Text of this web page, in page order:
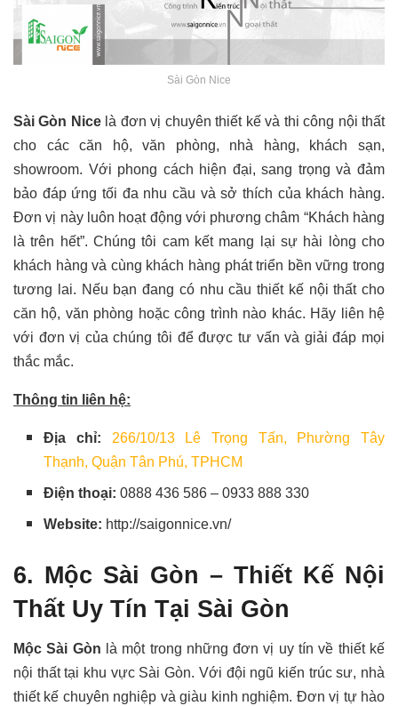
Sài Gòn Nice
Sài Gòn Nice là đơn vị chuyên thiết kế và thi công nội thất
cho các căn hộ, văn phòng, nhà hàng, khách sạn,
showroom. Với phong cách hiện đại, sang trọng và đảm
bảo đáp ứng tối đa nhu cầu và sở thích của khách hàng.
Đơn vị này luôn hoạt động với phương châm “Khách hàng
là trên hết”. Chúng tôi cam kết mang lại sự hài lòng cho
khách hàng và cùng khách hàng phát triển bền vững trong
tương lai. Nếu bạn đang có nhu cầu thiết kế nội thất cho
căn hộ, văn phòng hoặc công trình nào khác. Hãy liên hệ
với đơn vị của chúng tôi để được tư vấn và giải đáp mọi
thắc mắc.
Thông tin liên hệ:
Địa chỉ: 266/10/13 Lê Trọng Tấn, Phường Tây
Thạnh, Quận Tân Phú, TPHCM
Điện thoại: 0888 436 586 – 0933 888 330
Website: http://saigonnice.vn/
6. Mộc Sài Gòn – Thiết Kế Nội
Thất Uy Tín Tại Sài Gòn
Mộc Sài Gòn là một trong những đơn vị uy tín về thiết kế
nội thất tại khu vực Sài Gòn. Với đội ngũ kiến trúc sư, nhà
thiết kế chuyên nghiệp và giàu kinh nghiệm. Đơn vị tự hào